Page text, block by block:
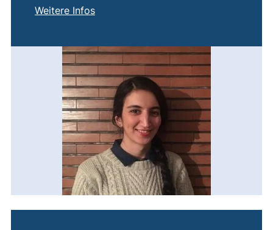
Weitere Infosvon
Dr. Zahra Nozari